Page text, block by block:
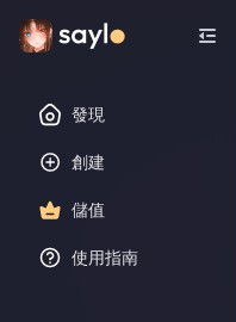
發現
創建
儲值
使用指南